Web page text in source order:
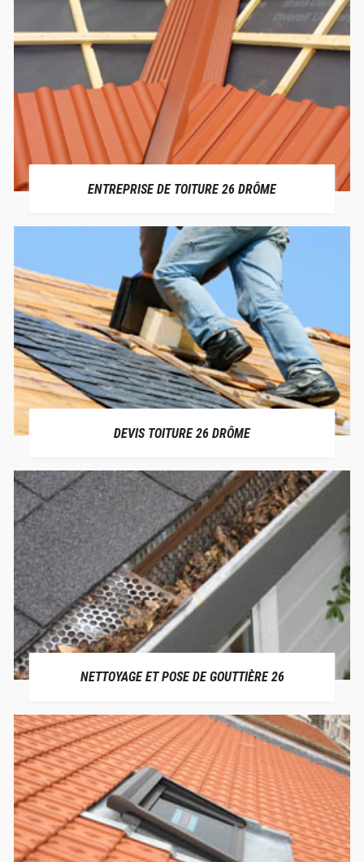
ENTREPRISE DE TOITURE 26 DRÔME
DEVIS TOITURE 26 DRÔME
NETTOYAGE ET POSE DE GOUTTIÈRE 26